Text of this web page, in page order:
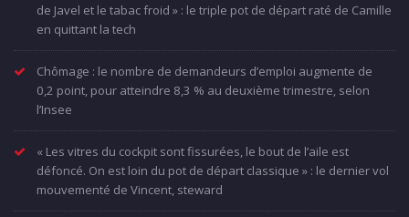
de Javel et le tabac froid » : le triple pot de départ raté de Camille
en quittant la tech
Chômage : le nombre de demandeurs d’emploi augmente de
0,2 point, pour atteindre 8,3 % au deuxième trimestre, selon
l’Insee
« Les vitres du cockpit sont fissurées, le bout de l’aile est
défoncé. On est loin du pot de départ classique » : le dernier vol
mouvementé de Vincent, steward